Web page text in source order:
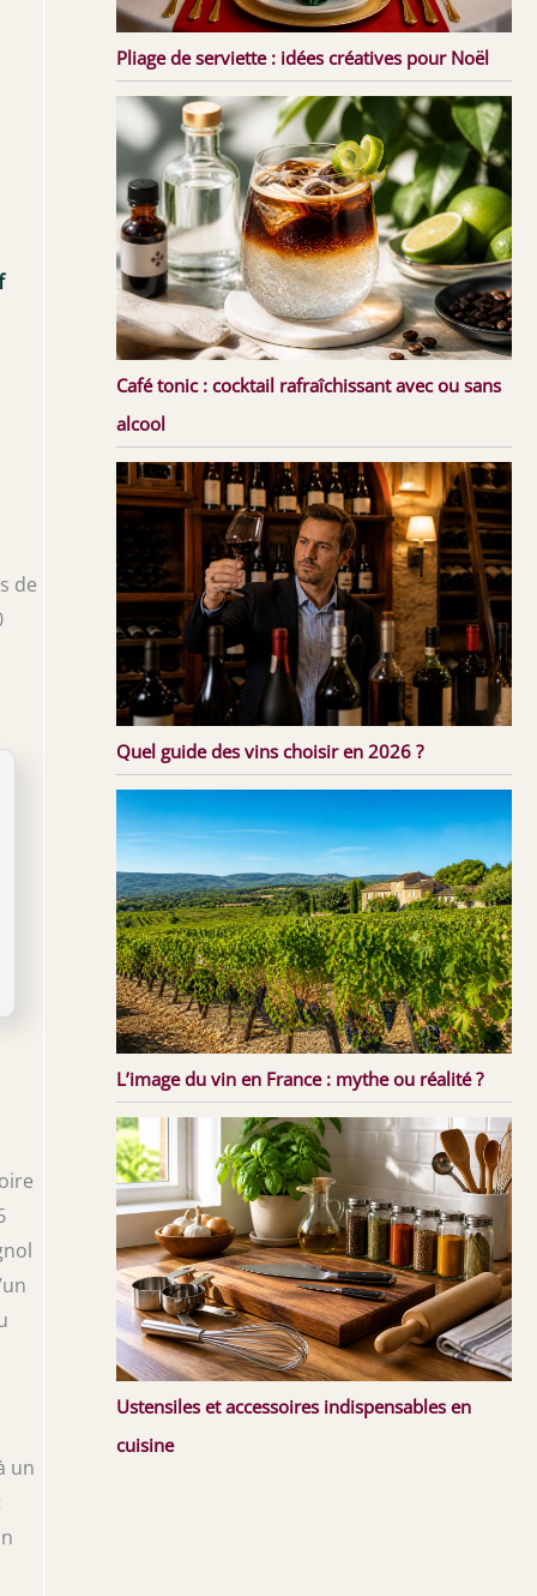
de
un
Pliage de serviette : idées créatives pour Noël
Café tonic : cocktail rafraîchissant avec ou sans
alcool
Quel guide des vins choisir en 2026 ?
L’image du vin en France : mythe ou réalité ?
Ustensiles et accessoires indispensables en
cuisine